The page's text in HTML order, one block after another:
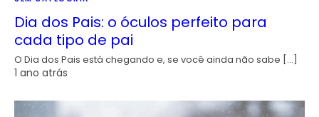
Dia dos Pais: o óculos perfeito para
cada tipo de pai
O Dia dos Pais está chegando e, se você ainda não sabe […]
1 ano atrás